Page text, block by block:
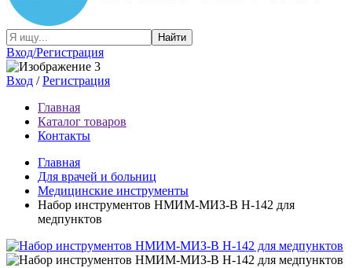
Найти
Вход/Регистрация
Вход /Регистрация
Главная
Каталог товаров
Контакты
Главная
Для врачей и больниц
Медицинские инструменты
Набор инструментов НМИМ-МИЗ-В Н-142 для
медпунктов